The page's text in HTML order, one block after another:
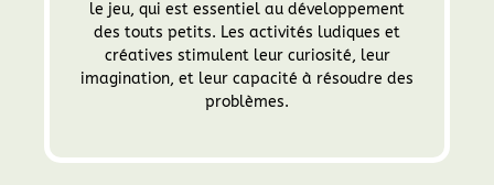
le jeu, qui est essentiel au développement
des touts petits. Les activités ludiques et
créatives stimulent leur curiosité, leur
imagination, et leur capacité à résoudre des
problèmes.